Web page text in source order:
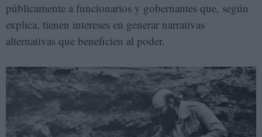
públicamente a funcionarios y gobernantes que, según
explica, tienen intereses en generar narrativas
alternativas que beneficien al poder.